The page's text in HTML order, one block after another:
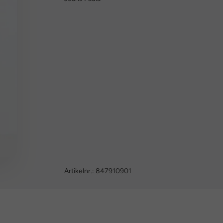
Artikelnr.: 847910901